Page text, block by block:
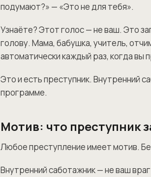
подумают?» — «Это не для тебя».
Узнаёте? Этот голос — не ваш. Это
голову. Мама, бабушка, учитель,
автоматически каждый раз, когда вы
Это и есть преступник. Внутренний
программе.
Мотив: что преступник
Любое преступление имеет мотив.
Внутренний саботажник — не ваш